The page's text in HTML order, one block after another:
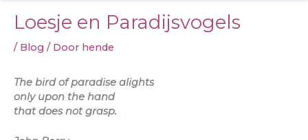
Loesje en Paradijsvogels
/ Blog / Door hende
The bird of paradise alights
only upon the hand
that does not grasp.